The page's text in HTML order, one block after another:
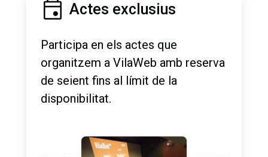
Actes exclusius
Participa en els actes que
organitzem a VilaWeb amb reserva
de seient fins al límit de la
disponibilitat.